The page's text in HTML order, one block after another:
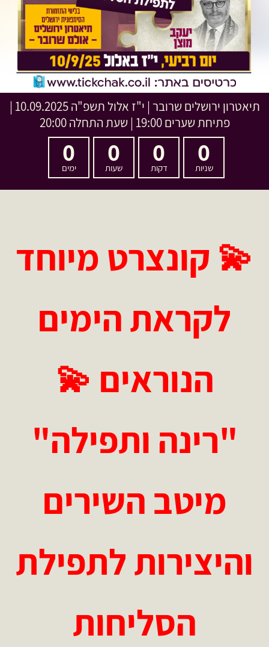
תיאטרון ירושלים שרובר | י"ז אלול תשפ"ה
10.09.2025 |
פתיחת שערים 19:00 | שעת התחלה 20:00
0
שניות
0
דקות
0
שעות
0
ימים
💫 קונצרט מיוחד
לקראת הימים
הנוראים 💫
"רינה ותפילה"
מיטב השירים
והיצירות לתפילת
הסליחות